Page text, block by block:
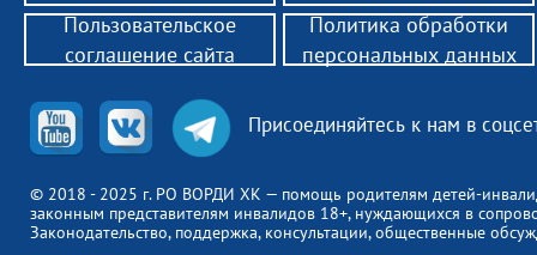
© 2018 - 2025 г. РО ВОРДИ ХК — помощь родителям детей-
законным представителям инвалидов 18+, нуждающихся в
Законодательство, поддержка, консультации, общественные
Присоединяйтесь к нам в
Пользовательское
соглашение сайта
Политика обработки
персональных данных